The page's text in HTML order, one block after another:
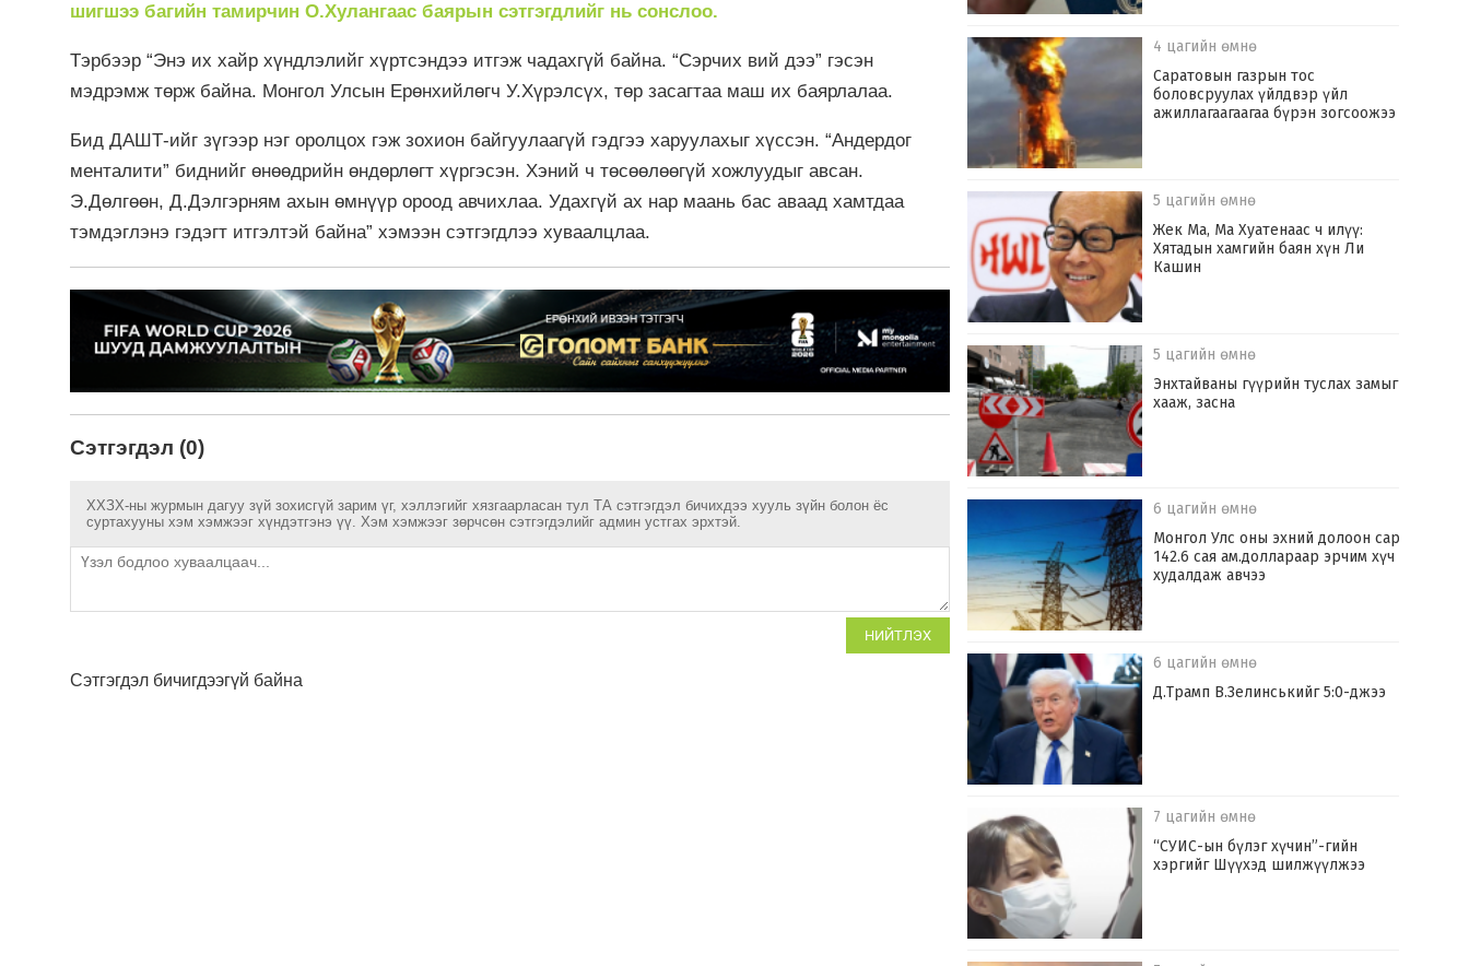
шигшээ багийн тамирчин О.Хулангаас баярын сэтгэгдлийг нь сонслоо.
Тэрбээр “Энэ их хайр хүндлэлийг хүртсэндээ итгэж чадахгүй байна. “Сэрчих вий дээ” гэсэн
мэдрэмж төрж байна. Монгол Улсын Ерөнхийлөгч У.Хүрэлсүх, төр засагтаа маш их баярлалаа.
Бид ДАШТ-ийг зүгээр нэг оролцох гэж зохион байгуулаагүй гэдгээ харуулахыг хүссэн. “Андердог
менталити” биднийг өнөөдрийн өндөрлөгт хүргэсэн. Хэний ч төсөөлөөгүй хожлуудыг авсан.
Э.Дөлгөөн, Д.Дэлгэрням ахын өмнүүр ороод авчихлаа. Удахгүй ах нар маань бас аваад хамтдаа
тэмдэглэнэ гэдэгт итгэлтэй байна” хэмээн сэтгэгдлээ хуваалцлаа.
Сэтгэгдэл (0)
ХХЗХ-ны журмын дагуу зүй зохисгүй зарим үг, хэллэгийг хязгаарласан тул ТА сэтгэгдэл бичихдээ хууль зүйн болон ёс
суртахууны хэм хэмжээг хүндэтгэнэ үү. Хэм хэмжээг зөрчсөн сэтгэгдэлийг админ устгах эрхтэй.
НИЙТЛЭХ
Сэтгэгдэл бичигдээгүй байна
4 цагийн өмнө
Саратовын газрын тос
боловсруулах үйлдвэр үйл
ажиллагаагаагаа бүрэн зогсоожээ
5 цагийн өмнө
Жек Ма, Ма Хуатенаас ч илүү:
Хятадын хамгийн баян хүн Ли
Кашин
5 цагийн өмнө
Энхтайваны гүүрийн туслах замыг
хааж, засна
6 цагийн өмнө
Монгол Улс оны эхний долоон сард
142.6 сая ам.доллараар эрчим хүч
худалдаж авчээ
6 цагийн өмнө
Д.Трамп В.Зелинськийг 5:0-джээ
7 цагийн өмнө
“СУИС-ын бүлэг хүчин”-гийн
хэргийг Шүүхэд шилжүүлжээ